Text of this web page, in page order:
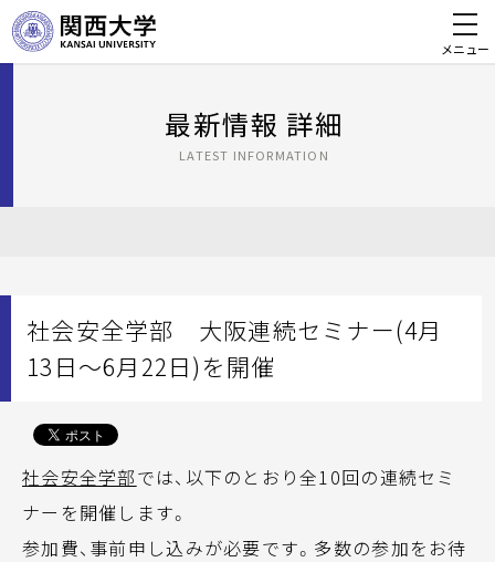
メニュー
最新情報 詳細
LATEST INFORMATION
社会安全学部 大阪連続セミナー(4月
13日～6月22日)を開催
社会安全学部では、以下のとおり全10回の連続セミ
ナーを開催します。
参加費、事前申し込みが必要です。多数の参加をお待